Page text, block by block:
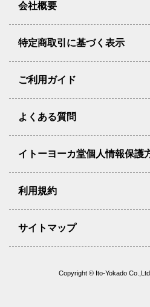
会社概要
特定商取引に基づく表示
ご利用ガイド
よくある質問
イトーヨーカ堂個人情報保護
利用規約
サイトマップ
Copyright © Ito-Yokado